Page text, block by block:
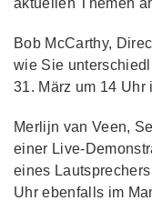
aktuellen Themen
Bob McCarthy,
wie Sie
31. März um 14 Uhr
Merlijn van Veen,
einer Live-
eines
Uhr ebenfalls im